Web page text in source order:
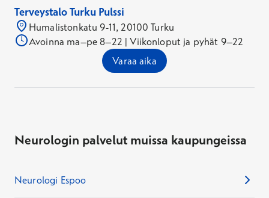
Terveystalo Turku Pulssi
Humalistonkatu 9-11, 20100 Turku
Avoinna ma–pe 8–22 | Viikonloput ja pyhät 9–22
Varaa aika
Neurologin palvelut muissa kaupungeissa
Neurologi Espoo